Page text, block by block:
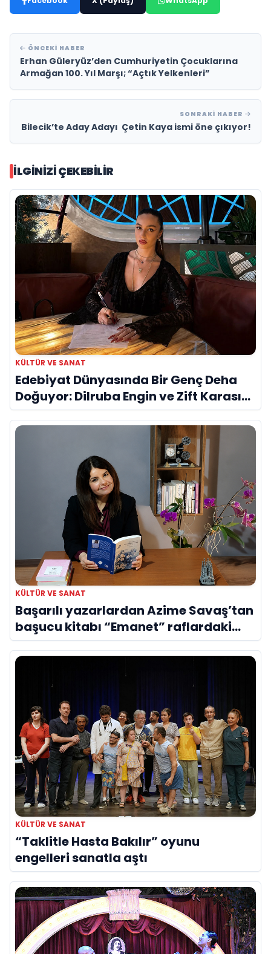
ÖNCEKI HABER
Erhan Güleryüz’den Cumhuriyetin Çocuklarına
Armağan 100. Yıl Marşı; “Açtık Yelkenleri”
SONRAKI HABER
Bilecik’te Aday Adayı Çetin Kaya ismi öne çıkıyor!
İLGINIZI ÇEKEBILIR
KÜLTÜR VE SANAT
Edebiyat Dünyasında Bir Genç Deha
Doğuyor: Dilruba Engin ve Zift Karası
Evreni ‘AVENOİR’
KÜLTÜR VE SANAT
Başarılı yazarlardan Azime Savaş’tan
başucu kitabı “Emanet” raflardaki
yerini aldı
KÜLTÜR VE SANAT
“Taklitle Hasta Bakılır” oyunu
engelleri sanatla aştı